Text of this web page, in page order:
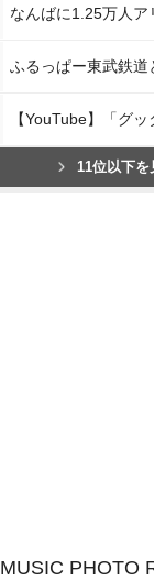
なんばに1.25万人ア
ふるっぱー東武鉄道
【YouTube】「グ
11位以下を
MUSIC PHOTO